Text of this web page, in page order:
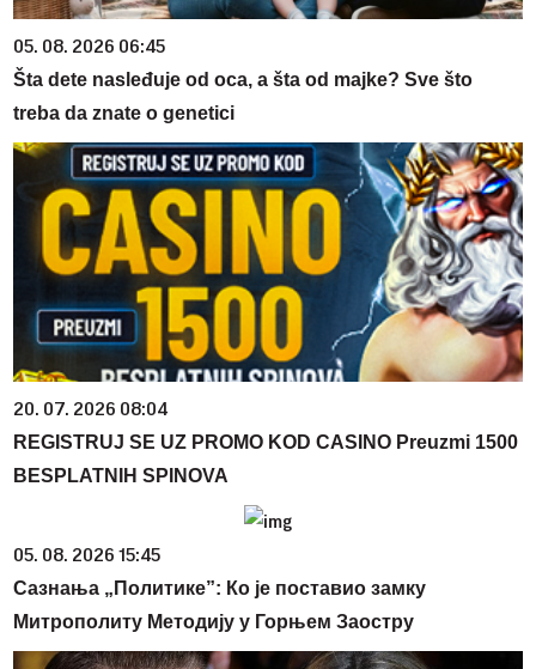
05. 08. 2026 06:45
Šta dete nasleđuje od oca, a šta od majke? Sve što
treba da znate o genetici
20. 07. 2026 08:04
REGISTRUJ SE UZ PROMO KOD CASINO Preuzmi 1500
BESPLATNIH SPINOVA
05. 08. 2026 15:45
Сазнања „Политике”: Ко је поставио замку
Митрополиту Методију у Горњем Заостру